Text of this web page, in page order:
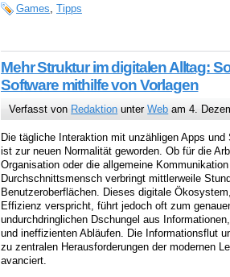
Games Tipps
Mehr Struktur im digitalen Alltag:
Software mithilfe von Vorlagen
Verfasst von Redaktion unterWeb am 4.
Die tägliche Interaktion mit unzähligen Apps und
ist zur neuen Normalität geworden. Ob für die
Organisation oder die allgemeine
Durchschnittsmensch verbringt mittlerweile
Benutzeroberflächen. Dieses digitale
Effizienz verspricht, führt jedoch oft zum
undurchdringlichen Dschungel aus
und ineffizienten Abläufen. Die Informationsflut
zu zentralen Herausforderungen der modernen
avanciert.